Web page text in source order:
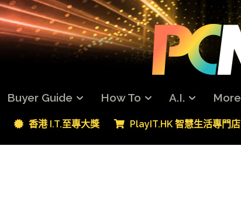
Buyer Guide How To A.I. More
香港 I.T.至專大獎 PlayIT.HK 智慧生活專門店